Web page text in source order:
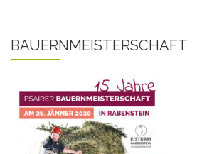
BAUERNMEISTERSCHAFT